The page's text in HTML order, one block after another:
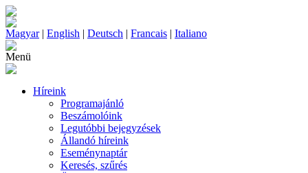
Magyar| English | Deutsch | Francais | Italiano
Menü
Híreink
Programajánló
Beszámolóink
Legutóbbi bejegyzések
Állandó híreink
Eseménynaptár
Keresés, szűrés